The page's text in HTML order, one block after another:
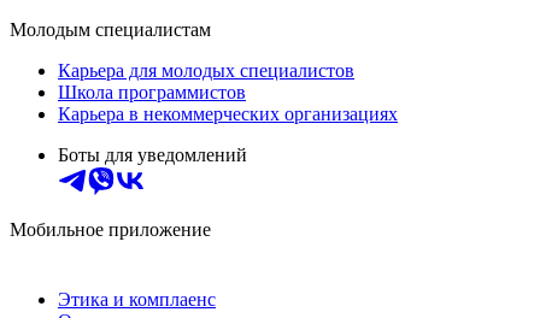
Молодым специалистам
Карьера для молодых специалистов
Школа программистов
Карьера в некоммерческих организациях
Боты для уведомлений
Мобильное приложение
Этика и комплаенс